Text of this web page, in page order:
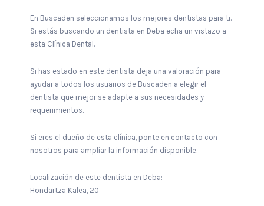
En Buscaden seleccionamos los mejores dentistas para ti.
Si estás buscando un dentista en Deba echa un vistazo a
esta Clínica Dental.
Si has estado en este dentista deja una valoración para
ayudar a todos los usuarios de Buscaden a elegir el
dentista que mejor se adapte a sus necesidades y
requerimientos.
Si eres el dueño de esta clínica, ponte en contacto con
nosotros para ampliar la información disponible.
Localización de este dentista en Deba:
Hondartza Kalea, 20